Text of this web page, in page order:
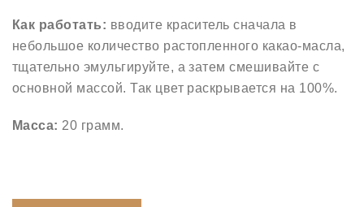
Как работать: вводите краситель сначала в
небольшое количество растопленного какао-масла,
тщательно эмульгируйте, а затем смешивайте с
основной массой. Так цвет раскрывается на 100%.
Масса: 20 грамм.